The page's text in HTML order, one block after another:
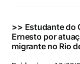
para:
>> Estudante do
Ernesto por
migrante no Rio